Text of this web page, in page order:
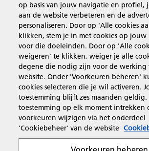
Producten en services
Support en contact
Inspiratie
Volg Ricoh
op basis van jouw navigatie en profiel,
aan de website verbeteren en de
personaliseren. Door op 'Alle cookies
klikken, stem je in met cookies op jouw
voor die doeleinden. Door op 'Alle
weigeren' te klikken, weiger je alle
degene die nodig zijn voor de werking
website. Onder 'Voorkeuren beheren'
cookies selecteren die je wil activeren.
toestemming blijft zes maanden geldig.
toestemming op elk moment intrekken
voorkeuren wijzigen via het onderdeel
'Cookiebeheer' van de website